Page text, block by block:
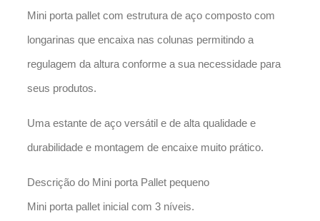
Mini porta pallet com estrutura de aço composto com
longarinas que encaixa nas colunas permitindo a
regulagem da altura conforme a sua necessidade para
seus produtos.
Uma estante de aço versátil e de alta qualidade e
durabilidade e montagem de encaixe muito prático.
Descrição do Mini porta Pallet pequeno
Mini porta pallet inicial com 3 níveis.